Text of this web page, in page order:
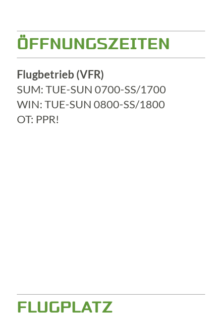
ÖFFNUNGSZEITEN
Flugbetrieb (VFR)
SUM: TUE-SUN 0700-SS/1700
WIN: TUE-SUN 0800-SS/1800
OT: PPR!
FLUGPLATZ